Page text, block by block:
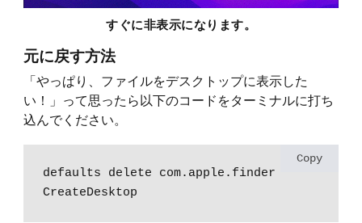
すぐに非表示になります。
元に戻す方法
「やっぱり、ファイルをデスクトップに表示した
い！」って思ったら以下のコードをターミナルに打ち
込んでください。
defaults delete com.apple.finder
CreateDesktop
Copy